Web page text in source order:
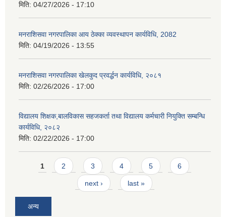
मिति: 04/27/2026 - 17:10
मनराशिसवा नगरपालिका आय ठेक्का व्यवस्थापन कार्यविधि, 2082
मिति: 04/19/2026 - 13:55
मनराशिसवा नगरपालिका खेलकुद प्रवर्द्धन कार्यविधि, २०८१
मिति: 02/26/2026 - 17:00
विद्यालय शिक्षक,बालविकास सहजकर्ता तथा विद्यालय कर्मचारी नियुक्ति सम्बन्धि
कार्यविधि, २०८२
मिति: 02/22/2026 - 17:00
Pages
1 2 3 4 5 6
next › last »
अन्य